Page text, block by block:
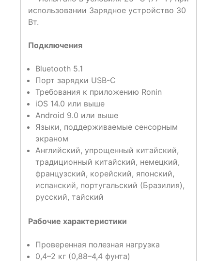
использовании Зарядное устройство 30
Вт.
Подключения
Bluetooth 5.1
Порт зарядки USB-C
Требования к приложению Ronin
iOS 14.0 или выше
Android 9.0 или выше
Языки, поддерживаемые сенсорным
экраном
Английский, упрощенный китайский,
традиционный китайский, немецкий,
французский, корейский, японский,
испанский, португальский (Бразилия),
русский, тайский
Рабочие характеристики
Проверенная полезная нагрузка
0,4–2 кг (0,88–4,4 фунта)